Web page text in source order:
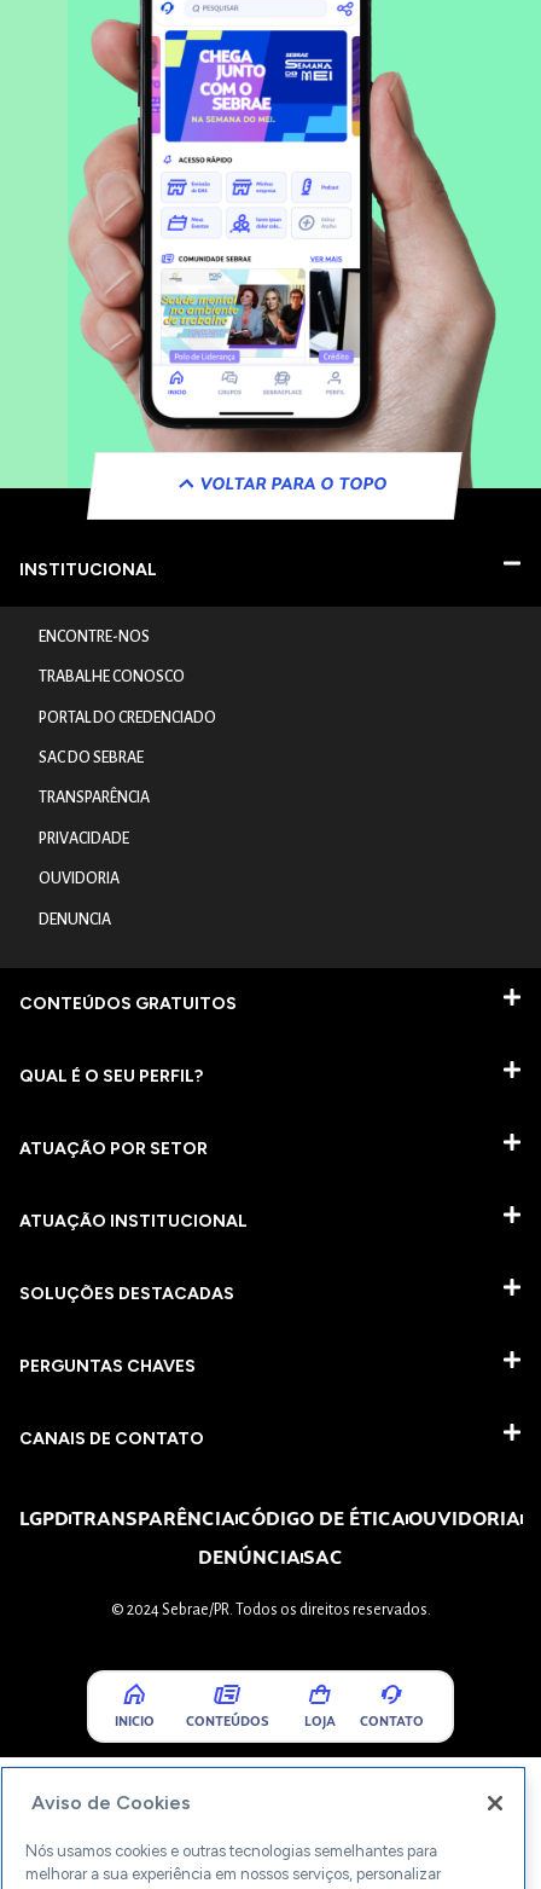
VOLTAR PARA O TOPO
INSTITUCIONAL
ENCONTRE-NOS
TRABALHE CONOSCO
PORTAL DO CREDENCIADO
SAC DO SEBRAE
TRANSPARÊNCIA
PRIVACIDADE
OUVIDORIA
DENUNCIA
CONTEÚDOS GRATUITOS
QUAL É O SEU PERFIL?
ATUAÇÃO POR SETOR
ATUAÇÃO INSTITUCIONAL
SOLUÇÕES DESTACADAS
PERGUNTAS CHAVES​
CANAIS DE CONTATO
LGPDTRANSPARÊNCIACÓDIGO DE ÉTICAOUVIDORIA
DENÚNCIASAC
© 2024 Sebrae/PR. Todos os direitos reservados.
INICIO CONTEÚDOS LOJA CONTATO
Aviso de Cookies
Nós usamos cookies e outras tecnologias semelhantes para
melhorar a sua experiência em nossos serviços, personalizar